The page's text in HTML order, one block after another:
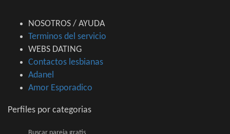
NOSOTROS / AYUDA
Terminos del servicio
WEBS DATING
Contactos lesbianas
Adanel
Amor Esporadico
Perfiles por categorias